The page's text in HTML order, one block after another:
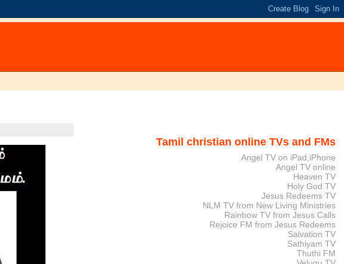
Tamil christian online TVs and FMs
Angel TV on iPad,iPhone
Angel TV online
Heaven TV
Holy God TV
Jesus Redeems TV
NLM TV from New Living Ministries
Rainbow TV from Jesus Calls
Rejoice FM from Jesus Redeems
Salvation TV
Sathiyam TV
Thuthi FM